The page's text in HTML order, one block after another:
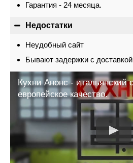
Гарантия - 24 месяца.
Недостатки
Неудобный сайт
Бывают задержки с доставкой